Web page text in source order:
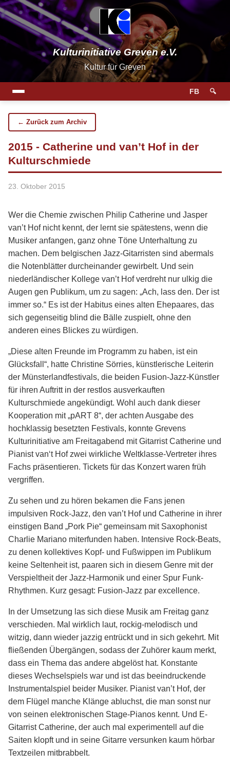
Kulturinitiative Greven e.V.
Kultur für Greven
FB 🔍
← Zurück zum Archiv
2015 - Catherine und van’t Hof in der
Kulturschmiede
23. Oktober 2015
Wer die Chemie zwischen Philip Catherine und Jasper
van’t Hof nicht kennt, der lernt sie spätestens, wenn die
Musiker anfangen, ganz ohne Töne Unterhaltung zu
machen. Dem belgischen Jazz-Gitarristen sind abermals
die Notenblätter durcheinander gewirbelt. Und sein
niederländischer Kollege van’t Hof verdreht nur ulkig die
Augen gen Publikum, um zu sagen: „Ach, lass den. Der ist
immer so.“ Es ist der Habitus eines alten Ehepaares, das
sich gegenseitig blind die Bälle zuspielt, ohne den
anderen eines Blickes zu würdigen.
„Diese alten Freunde im Programm zu haben, ist ein
Glücksfall“, hatte Christine Sörries, künstlerische Leiterin
der Münsterlandfestivals, die beiden Fusion-Jazz-Künstler
für ihren Auftritt in der restlos ausverkauften
Kulturschmiede angekündigt. Wohl auch dank dieser
Kooperation mit „pART 8“, der achten Ausgabe des
hochklassig besetzten Festivals, konnte Grevens
Kulturinitiative am Freitagabend mit Gitarrist Catherine und
Pianist van‘t Hof zwei wirkliche Weltklasse-Vertreter ihres
Fachs präsentieren. Tickets für das Konzert waren früh
vergriffen.
Zu sehen und zu hören bekamen die Fans jenen
impulsiven Rock-Jazz, den van’t Hof und Catherine in ihrer
einstigen Band „Pork Pie“ gemeinsam mit Saxophonist
Charlie Mariano miterfunden haben. Intensive Rock-Beats,
zu denen kollektives Kopf- und Fußwippen im Publikum
keine Seltenheit ist, paaren sich in diesem Genre mit der
Verspieltheit der Jazz-Harmonik und einer Spur Funk-
Rhythmen. Kurz gesagt: Fusion-Jazz par excellence.
In der Umsetzung las sich diese Musik am Freitag ganz
verschieden. Mal wirklich laut, rockig-melodisch und
witzig, dann wieder jazzig entrückt und in sich gekehrt. Mit
fließenden Übergängen, sodass der Zuhörer kaum merkt,
dass ein Thema das andere abgelöst hat. Konstante
dieses Wechselspiels war und ist das beeindruckende
Instrumentalspiel beider Musiker. Pianist van’t Hof, der
dem Flügel manche Klänge abluchst, die man sonst nur
von seinen elektronischen Stage-Pianos kennt. Und E-
Gitarrist Catherine, der auch mal experimentell auf die
Saiten klopft und in seine Gitarre versunken kaum hörbar
Textzeilen mitbrabbelt.